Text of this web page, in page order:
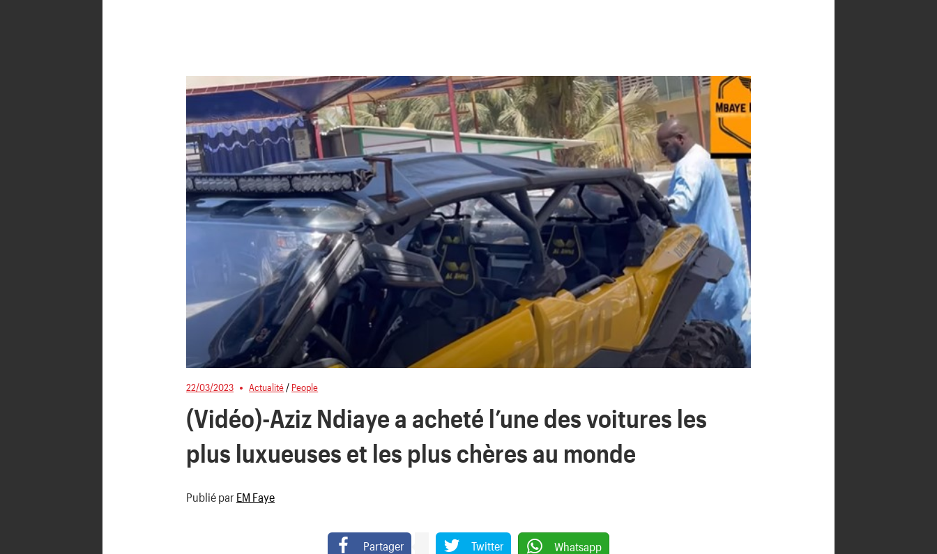
22/03/2023 Actualité / People
(Vidéo)-Aziz Ndiaye a acheté l’une des voitures les
plus luxueuses et les plus chères au monde
Publié par EM Faye
Partager Twitter Whatsapp